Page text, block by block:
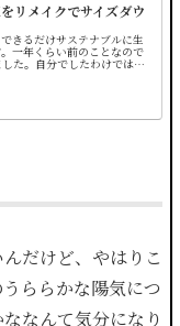
メイクでサイズダウ
きるだけサステナブルに生
一年くらい前のことなので
た。自分でしたわけではな
だけど、やはりこ
ららかな陽気につ
なんて気分になり